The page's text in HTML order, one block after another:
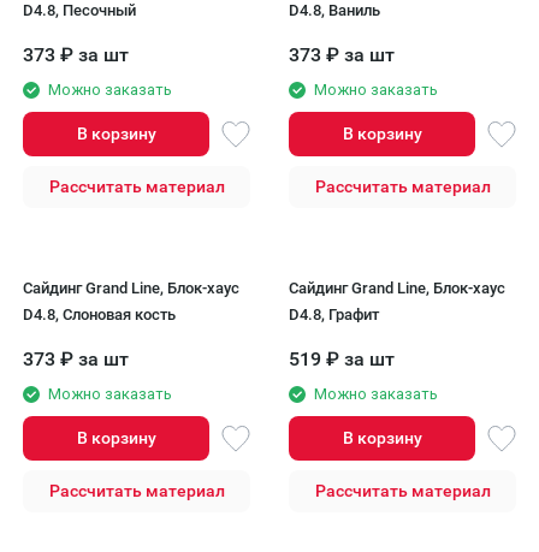
D4.8, Песочный
373 ₽ за шт
Можно заказать
В корзину
Рассчитать материал
D4.8, Ваниль
373 ₽ за шт
Можно заказать
В корзину
Рассчитать материал
Сайдинг Grand Line, Блок-хаус
D4.8, Слоновая кость
373 ₽ за шт
Можно заказать
В корзину
Рассчитать материал
Сайдинг Grand Line, Блок-хаус
D4.8, Графит
519 ₽ за шт
Можно заказать
В корзину
Рассчитать материал